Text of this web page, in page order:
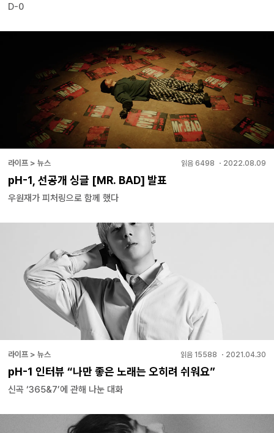
D-0
라이프 > 뉴스 읽음 6498 ・ 2022.08.09
pH-1, 선공개 싱글 [MR. BAD] 발표
우원재가 피처링으로 함께 했다
라이프 > 뉴스 읽음 15588 ・ 2021.04.30
pH-1 인터뷰 “나만 좋은 노래는 오히려 쉬워요”
신곡 ‘365&7’에 관해 나눈 대화